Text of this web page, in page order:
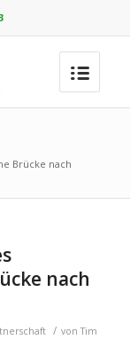
Brücke nach
nach
/ vonTim